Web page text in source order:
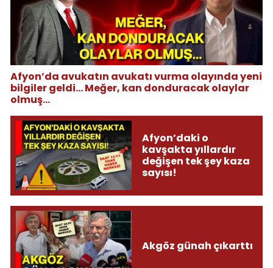
Afyon’da avukatın avukatı vurma olayında yeni
bilgiler geldi... Meğer, kan donduracak olaylar
olmuş...
Afyon’daki o
kavşakta yıllardır
değişen tek şey kaza
sayısı!
Akgöz günah çıkarttı